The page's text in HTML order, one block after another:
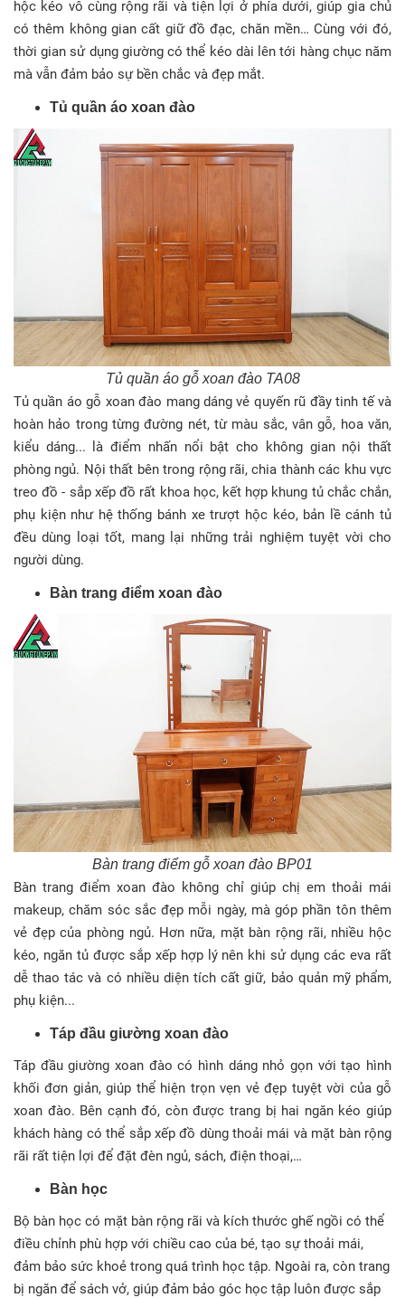
hộc kéo vô cùng rộng rãi và tiện lợi ở phía dưới, giúp gia chủ
có thêm không gian cất giữ đồ đạc, chăn mền… Cùng với đó,
thời gian sử dụng giường có thể kéo dài lên tới hàng chục năm
mà vẫn đảm bảo sự bền chắc và đẹp mắt.
Tủ quần áo xoan đào
Tủ quần áo gỗ xoan đào TA08
Tủ quần áo gỗ xoan đào mang dáng vẻ quyến rũ đầy tinh tế và
hoàn hảo trong từng đường nét, từ màu sắc, vân gỗ, hoa văn,
kiểu dáng... là điểm nhấn nổi bật cho không gian nội thất
phòng ngủ. Nội thất bên trong rộng rãi, chia thành các khu vực
treo đồ - sắp xếp đồ rất khoa học, kết hợp khung tủ chắc chắn,
phụ kiện như hệ thống bánh xe trượt hộc kéo, bản lề cánh tủ
đều dùng loại tốt, mang lại những trải nghiệm tuyệt vời cho
người dùng.
Bàn trang điểm xoan đào
Bàn trang điểm gỗ xoan đào BP01
Bàn trang điểm xoan đào không chỉ giúp chị em thoải mái
makeup, chăm sóc sắc đẹp mỗi ngày, mà góp phần tôn thêm
vẻ đẹp của phòng ngủ. Hơn nữa, mặt bàn rộng rãi, nhiều hộc
kéo, ngăn tủ được sắp xếp hợp lý nên khi sử dụng các eva rất
dễ thao tác và có nhiều diện tích cất giữ, bảo quản mỹ phẩm,
phụ kiện...
Táp đầu giường xoan đào
Táp đầu giường xoan đào có hình dáng nhỏ gọn với tạo hình
khối đơn giản, giúp thể hiện trọn vẹn vẻ đẹp tuyệt vời của gỗ
xoan đào. Bên cạnh đó, còn được trang bị hai ngăn kéo giúp
khách hàng có thể sắp xếp đồ dùng thoải mái và mặt bàn rộng
rãi rất tiện lợi để đặt đèn ngủ, sách, điện thoại,…
Bàn học
Bộ bàn học có mặt bàn rộng rãi và kích thước ghế ngồi có thể
điều chỉnh phù hợp với chiều cao của bé, tạo sự thoải mái,
đảm bảo sức khoẻ trong quá trình học tập. Ngoài ra, còn trang
bị ngăn để sách vở, giúp đảm bảo góc học tập luôn được sắp